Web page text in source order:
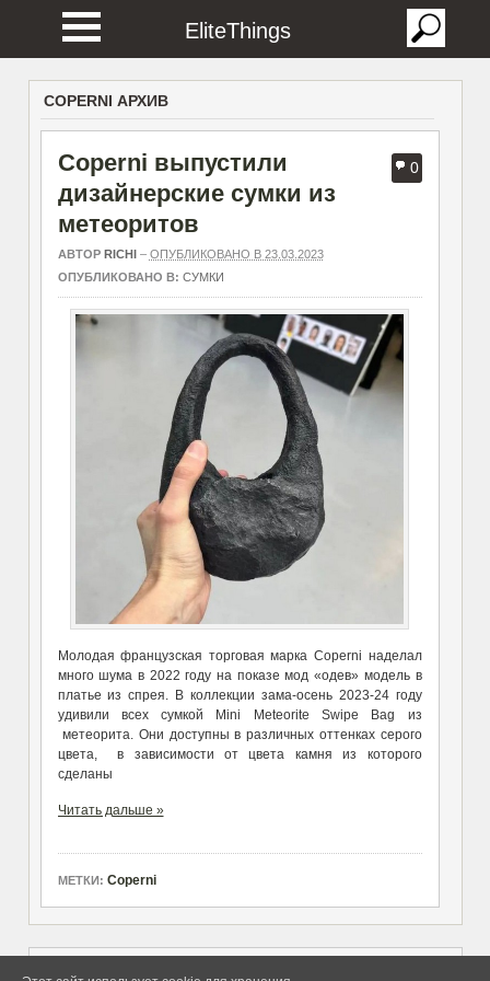
EliteThings
COPERNI АРХИВ
0
Coperni выпустили
дизайнерские сумки из
метеоритов
АВТОР RICHI– ОПУБЛИКОВАНО В 23.03.2023
ОПУБЛИКОВАНО В: СУМКИ
Молодая французская торговая марка Coperni наделал
много шума в 2022 году на показе мод «одев» модель в
платье из спрея. В коллекции зама-осень 2023-24 году
удивили всех сумкой Mini Meteorite Swipe Bag из
метеорита. Они доступны в различных оттенках серого
цвета, в зависимости от цвета камня из которого
сделаны
Читать дальше »
МЕТКИ: Coperni